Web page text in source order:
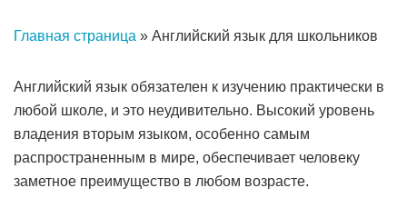
Главная страница » Английский язык для школьников
Английский язык обязателен к изучению практически в
любой школе, и это неудивительно. Высокий уровень
владения вторым языком, особенно самым
распространенным в мире, обеспечивает человеку
заметное преимущество в любом возрасте.